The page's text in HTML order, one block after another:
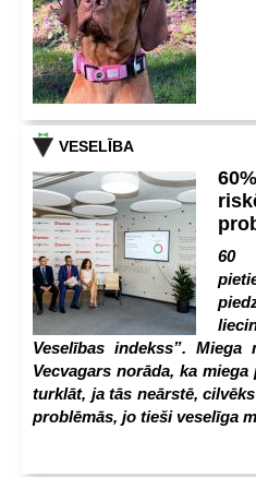
VESELĪBA
60
Veselības indekss”.
Vecvagars norāda, ka
turklāt, ja tās neārstē,
problēmās, jo tieši veselīga